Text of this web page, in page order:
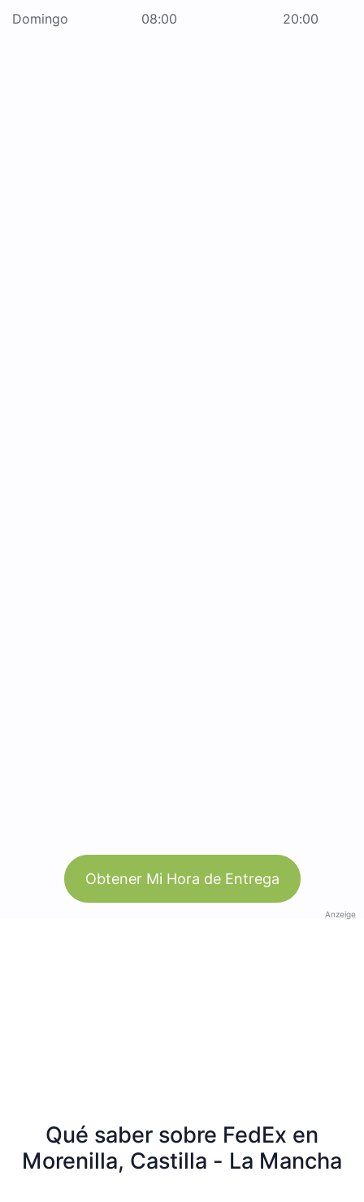
Domingo 08:00 20:00
Obtener Mi Hora de Entrega
Anzeige
Qué saber sobre FedEx en
Morenilla, Castilla - La Mancha